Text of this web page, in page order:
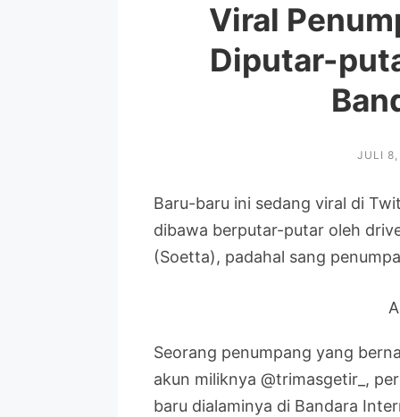
Viral
Diputar-
JULI
Baru-baru ini sedang viral di
dibawa berputar-putar oleh
(Soetta), padahal sang
Seorang penumpang yang
akun miliknya @trimasgetir_,
baru dialaminya di Bandara